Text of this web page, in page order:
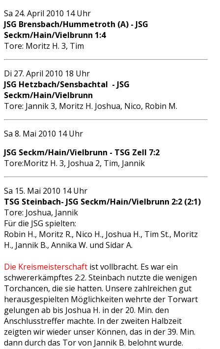
Sa 24. April 2010 14 Uhr
JSG Brensbach/Hummetroth (A) - JSG
Seckm/Hain/Vielbrunn 1:4
Tore: Moritz H. 3, Tim
Di 27. April 2010 18 Uhr
JSG Hetzbach/Sensbachtal - JSG
Seckm/Hain/Vielbrunn
Tore: Jannik 3, Moritz H. Joshua, Nico, Robin M.
Sa 8. Mai 2010 14 Uhr
JSG Seckm/Hain/Vielbrunn - TSG Zell 7:2
Tore:Moritz H. 3, Joshua 2, Tim, Jannik
Sa 15. Mai 2010 14 Uhr
TSG Steinbach- JSG Seckm/Hain/Vielbrunn 2:2 (2:1)
Tore: Joshua, Jannik
Für die JSG spielten:
Robin H., Moritz R., Nico H., Joshua H., Tim St., Moritz
H., Jannik B., Annika W. und Sidar A.
Die Kreismeisterschaft ist vollbracht. Es war ein
schwererkämpftes 2:2. Steinbach nutzte die wenigen
Torchancen, die sie hatten. Unsere zahlreichen gut
herausgespielten Möglichkeiten wehrte der Torwart
gelungen ab bis Joshua H. in der 20. Min. den
Anschlusstreffer machte. In der zweiten Halbzeit
zeigten wir wieder unser Können, das in der 39. Min.
dann durch das Tor von Jannik B. belohnt wurde.